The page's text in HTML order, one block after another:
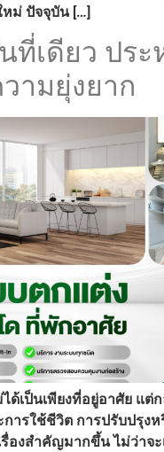
ม่ ปัจจุบัน […]
ที่เดียว ประ
ามยุ่งยาก
ด้เป็นเพียงที่อยู่อาศัย แต่
ารใช้ชีวิต การปรับปรุง
รื่องสำคัญมากขึ้น ไม่ว่าจ